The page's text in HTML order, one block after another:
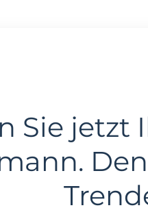
Sie jetzt
Den